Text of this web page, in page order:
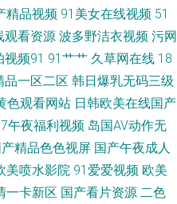
黄站在线观看91 午夜天堂色 99视
国产精品 1024吃瓜官网入口 东京
片视屏 中文字幕日韩123区 久6久6
五月天影院 超碰操人人 人妻都市超
精品视频 91美女在线视频 51
观看资源 波多野洁衣视频 污网
视频91 91艹艹 久草网在线 18
品一区二区 韩日爆乳无码三级
色观看网站 日韩欧美在线国产
午夜福利视频 岛国AV动作无
精品色色视屏 国产午夜成人
美喷水影院 91爱爱视频 欧美
一卡新区 国产看片资源 二色